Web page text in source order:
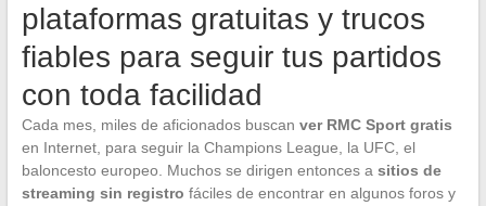
plataformas gratuitas y trucos
fiables para seguir tus partidos
con toda facilidad
Cada mes, miles de aficionados buscan ver RMC Sport gratis
en Internet, para seguir la Champions League, la UFC, el
baloncesto europeo. Muchos se dirigen entonces a sitios de
streaming sin registro fáciles de encontrar en algunos foros y